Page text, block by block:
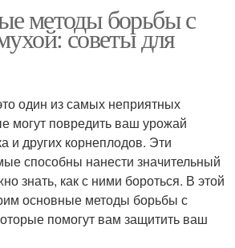
методы борьбы с
советы для
один из самых неприятных
могут повредить ваш урожай
и других корнеплодов. Эти
способны нанести значительный
знать, как с ними бороться. В этой
основные методы борьбы с
помогут вам защитить ваш